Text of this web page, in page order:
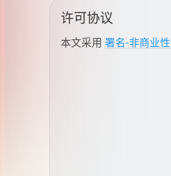
许可协议
本文采用 署名-非商业